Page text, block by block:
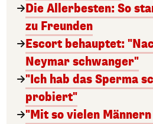
Die Allerbesten: So
zu Freunden
Escort behauptet:
Neymar schwanger"
"Ich hab das Sperma
probiert"
"Mit so vielen